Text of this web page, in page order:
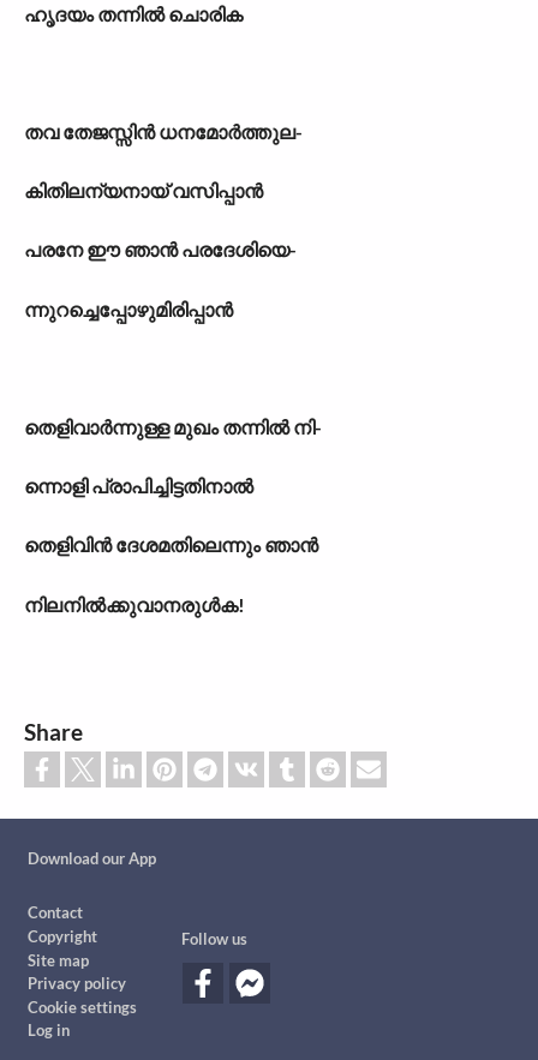
ഹൃദയം തന്നിൽ ചൊരിക
തവ തേജസ്സിൻ ധനമോർത്തുല-
കിതിലന്യനായ് വസിപ്പാൻ
പരനേ ഈ ഞാൻ പരദേശിയെ-
ന്നുറച്ചെപ്പോഴുമിരിപ്പാൻ
തെളിവാർന്നുള്ള മുഖം തന്നിൽ നി-
ന്നൊളി പ്രാപിച്ചിട്ടതിനാൽ
തെളിവിൻ ദേശമതിലെന്നും ഞാൻ
നിലനിൽക്കുവാനരുൾക!
Share
Download our App
Footer
Contact
Copyright
Site map
Privacy policy
Cookie settings
Log in
Follow us